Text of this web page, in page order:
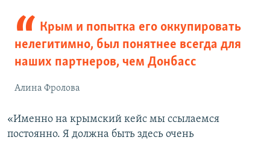
Крым и попытка его оккупировать
нелегитимно, был понятнее всегда для
наших партнеров, чем Донбасс
Алина Фролова
«Именно на крымский кейс мы ссылаемся
постоянно. Я должна быть здесь очень